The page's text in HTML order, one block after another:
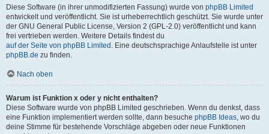
Diese Software (in ihrer unmodifizierten Fassung) wurde von phpBB Limited
entwickelt und veröffentlicht. Sie ist urheberrechtlich geschützt. Sie wurde unter
der GNU General Public License, Version 2 (GPL-2.0) veröffentlicht und kann
frei vertrieben werden. Weitere Details findest du
auf der Seite von phpBB Limited . Eine deutschsprachige Anlaufstelle ist unter
phpBB.de zu finden.
Nach oben
Warum ist Funktion x oder y nicht enthalten?
Diese Software wurde von phpBB Limited geschrieben. Wenn du denkst, dass
eine Funktion implementiert werden sollte, dann besuche phpBB Ideas, wo du
deine Stimme für bestehende Vorschläge abgeben oder neue Funktionen